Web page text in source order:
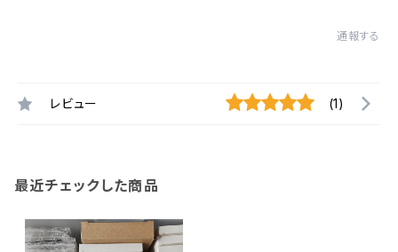
通報する
レビュー (1)
最近チェックした商品